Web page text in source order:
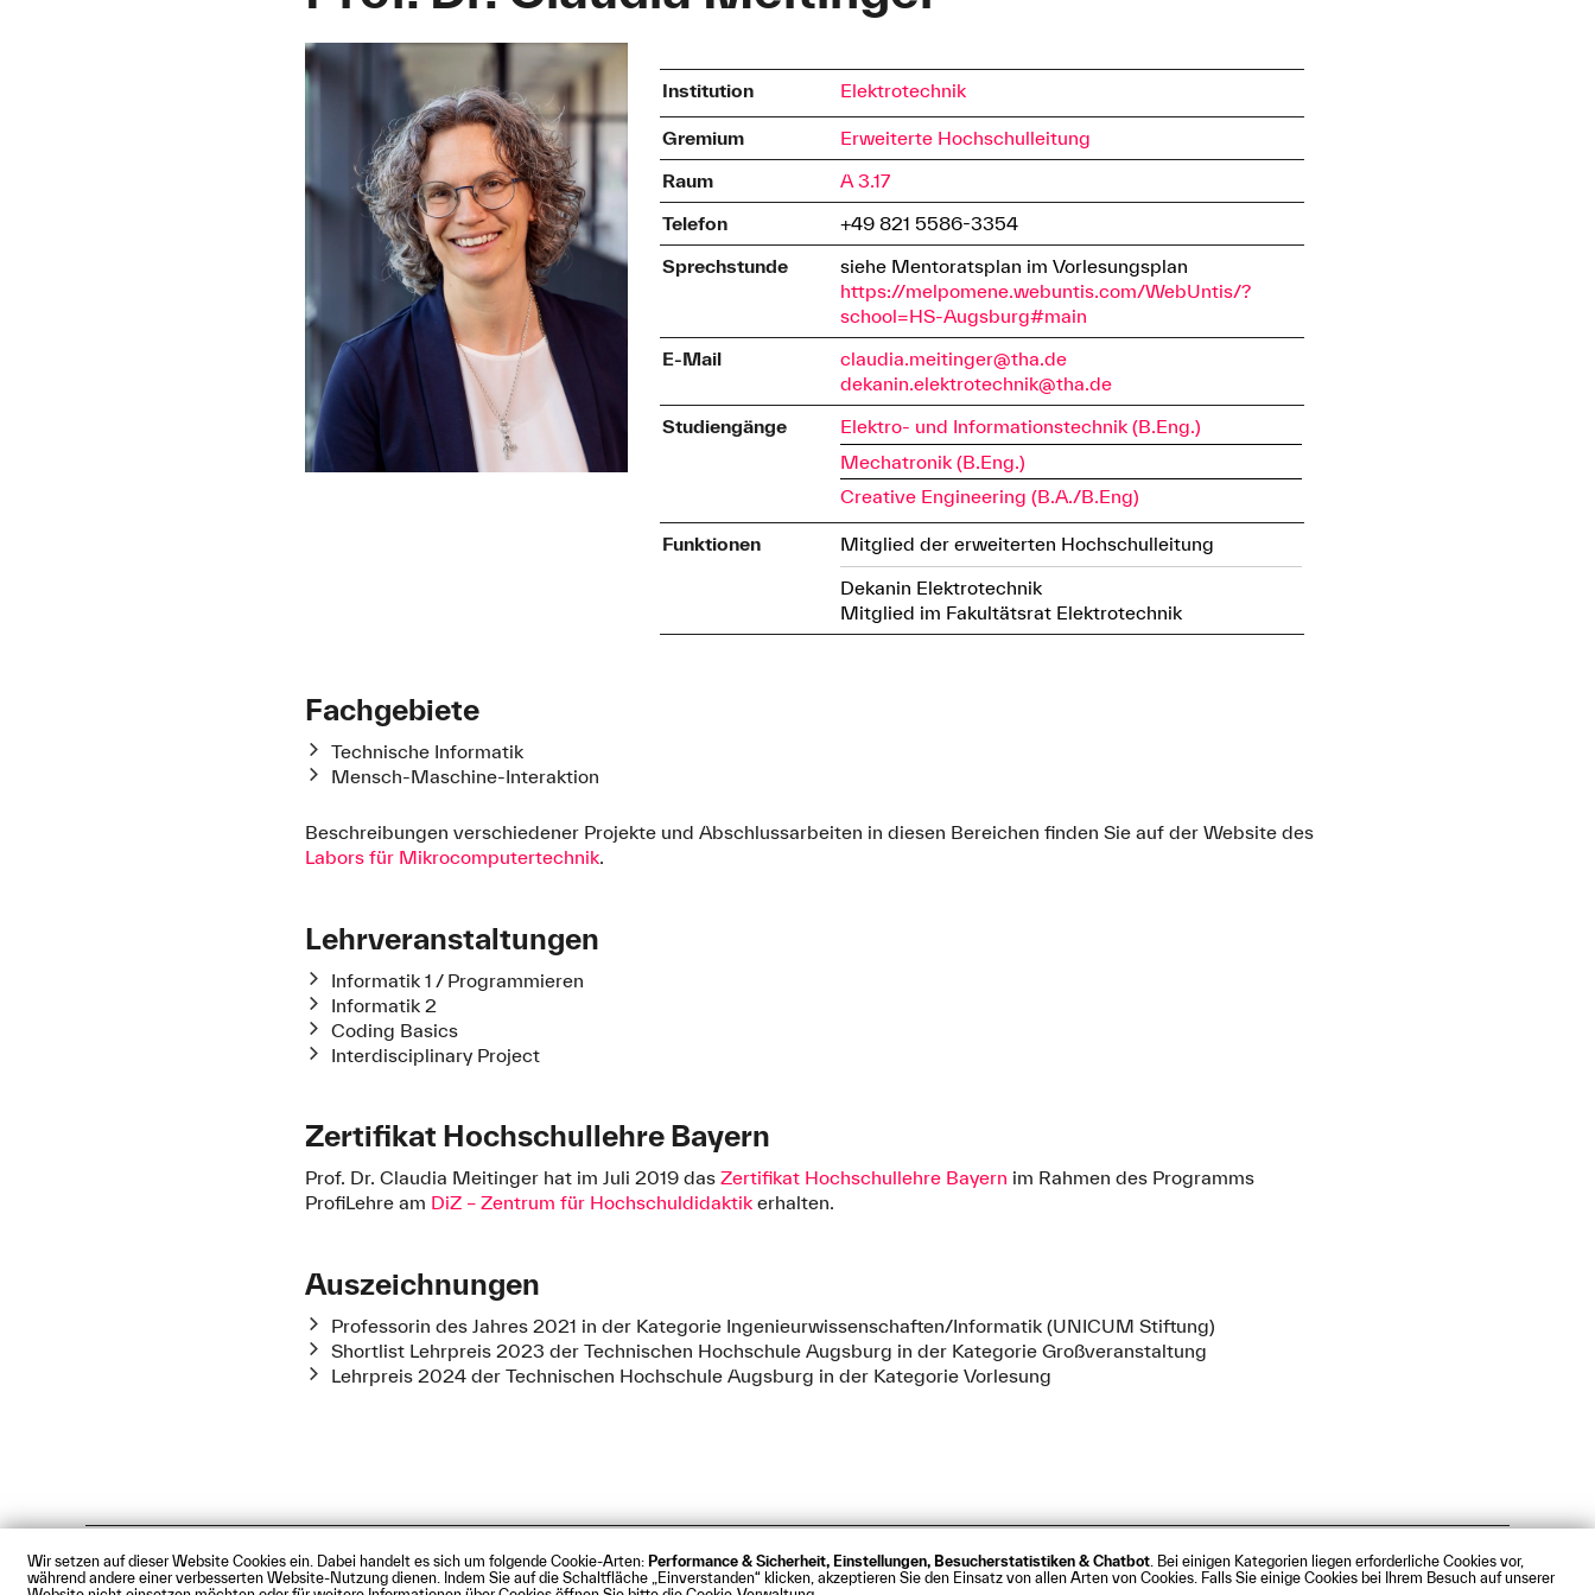
Wir setzen auf dieser Website Cookies ein. Dabei handelt es sich um folgende Cookie-Arten: Performance & Sicherheit, Einstellungen, Besucherstatistiken & Chatbot . Bei einigen Kategorien liegen erforderliche Cookies vor,
während andere einer verbesserten Website-Nutzung dienen. Indem Sie auf die Schaltfläche „Einverstanden“ klicken, akzeptieren Sie den Einsatz von allen Arten von Cookies. Falls Sie einige Cookies bei Ihrem Besuch auf unserer
Institution Elektrotechnik
Gremium
Erweiterte Hochschulleitung
Raum
A 3.17
Telefon
+49 821 5586-3354
Sprechstunde
siehe Mentoratsplan im Vorlesungsplan
https://melpomene.webuntis.com/WebUntis/?
school=HS-Augsburg#main
E-Mail
claudia.meitinger@tha.de
dekanin.elektrotechnik@tha.de
Studiengänge
Elektro- und Informationstechnik (B.Eng.)
Mechatronik (B.Eng.)
Creative Engineering (B.A./B.Eng)
Funktionen Mitglied der erweiterten Hochschulleitung
Dekanin Elektrotechnik
Mitglied im Fakultätsrat Elektrotechnik
Fachgebiete
Technische Informatik
Mensch-Maschine-Interaktion
Beschreibungen verschiedener Projekte und Abschlussarbeiten in diesen Bereichen finden Sie auf der Website des
Labors für Mikrocomputertechnik.
Lehrveranstaltungen
Informatik 1 / Programmieren
Informatik 2
Coding Basics
Interdisciplinary Project
Zertifikat Hochschullehre Bayern
Prof. Dr. Claudia Meitinger hat im Juli 2019 dasZertifikat Hochschullehre Bayern im Rahmen des Programms
ProfiLehre am DiZ – Zentrum für Hochschuldidaktik erhalten.
Auszeichnungen
Professorin des Jahres 2021 in der Kategorie Ingenieurwissenschaften/Informatik (UNICUM Stiftung)
Shortlist Lehrpreis 2023 der Technischen Hochschule Augsburg in der Kategorie Großveranstaltung
Lehrpreis 2024 der Technischen Hochschule Augsburg in der Kategorie Vorlesung
Impressum Datenschutz Cookies Barrierefreiheit Kontakt Presse Anfahrt Intranet
Webmail